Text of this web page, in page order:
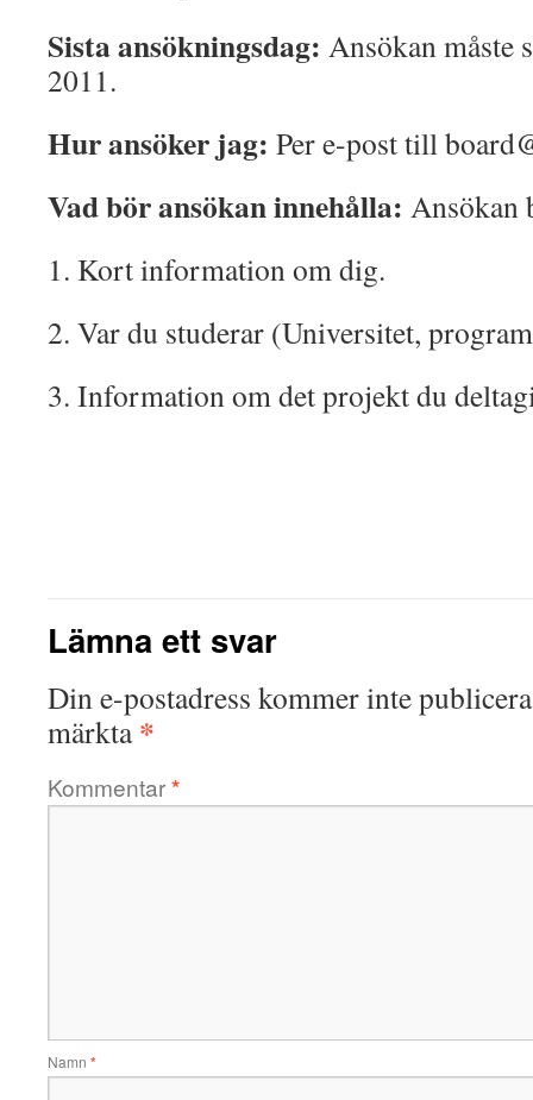
Sista ansökningsdag: Ansökan måste
2011.
Hur ansöker jag: Per e-post till
Vad bör ansökan innehålla: Ansökan
1. Kort information om dig.
2. Var du studerar (Universitet,
3. Information om det projekt du
Lämna ett svar
Din e-postadress kommer inte
märkta*
Kommentar*
Namn *